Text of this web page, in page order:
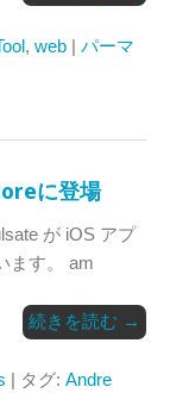
, web | パーマ
に登場
が iOS アプ
ます。 am
続きを読む →
| タグ: Andre